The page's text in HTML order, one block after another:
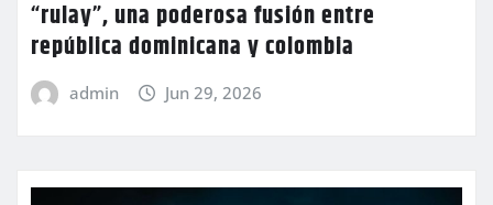
“rulay”, una poderosa fusión entre
república dominicana y colombia
admin Jun 29, 2026